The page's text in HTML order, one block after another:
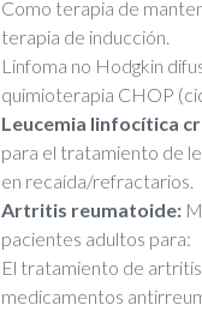
Como terapia de
terapia de inducción.
Linfoma no Hodgkin
quimioterapia CHOP
Leucemia linfocítica
para el tratamiento de
en recaída/refractarios.
Artritis reumatoide:
pacientes adultos para:
El tratamiento de
medicamentos